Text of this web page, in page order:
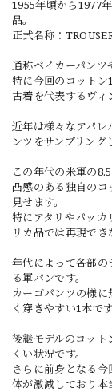
1955年頃から1977
品。
正式名称：
通称ベイカーパンツ
特に今回のコット
古着を代表するヴィ
近年は様々なアパレ
ンツをサンプリング
この年代の米軍の
凸感のある独自の
見せます。
特にアタリやパッ
リカ品では再現でき
年代によって各部の
る軍パンです。
カーゴパンツの様
く穿きやすい1本です
後継モデルのコット
くい状況です。
さらに前身となる
体が激減しており本